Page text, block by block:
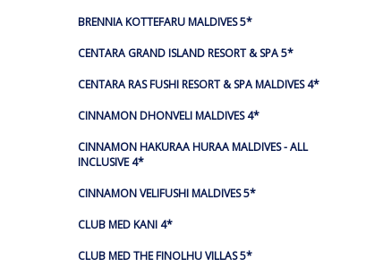
BRENNIA KOTTEFARU MALDIVES 5*
CENTARA GRAND ISLAND RESORT & SPA 5*
CENTARA RAS FUSHI RESORT & SPA MALDIVES 4*
CINNAMON DHONVELI MALDIVES 4*
CINNAMON HAKURAA HURAA MALDIVES - ALL
INCLUSIVE 4*
CINNAMON VELIFUSHI MALDIVES 5*
CLUB MED KANI 4*
CLUB MED THE FINOLHU VILLAS 5*